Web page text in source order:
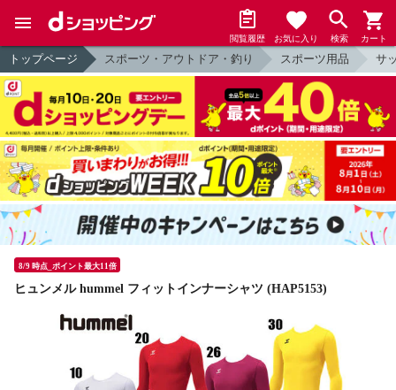
閲覧履歴 お気に入り 検索 カート
トップページ スポーツ・アウトドア・釣り スポーツ用品 サ
8/9 時点_ポイント最大11倍
ヒュンメル hummel フィットインナーシャツ (HAP5153)